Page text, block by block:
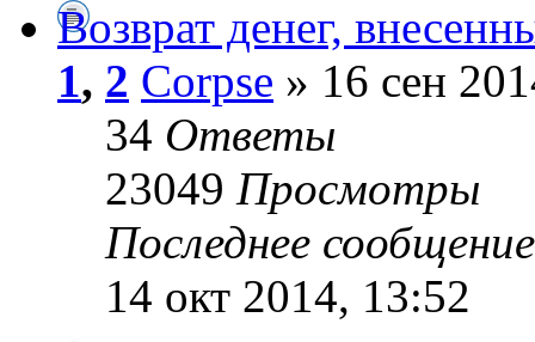
Возврат денег,
1, 2 Corpse » 16 сен
34 Ответы
23049 Просмотры
Последнее
14 окт 2014, 13:52